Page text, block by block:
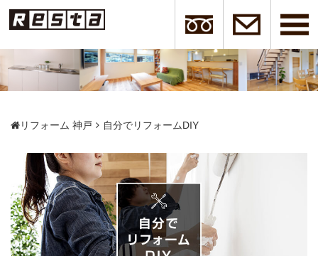
リフォーム 神戸 自分でリフォームDIY